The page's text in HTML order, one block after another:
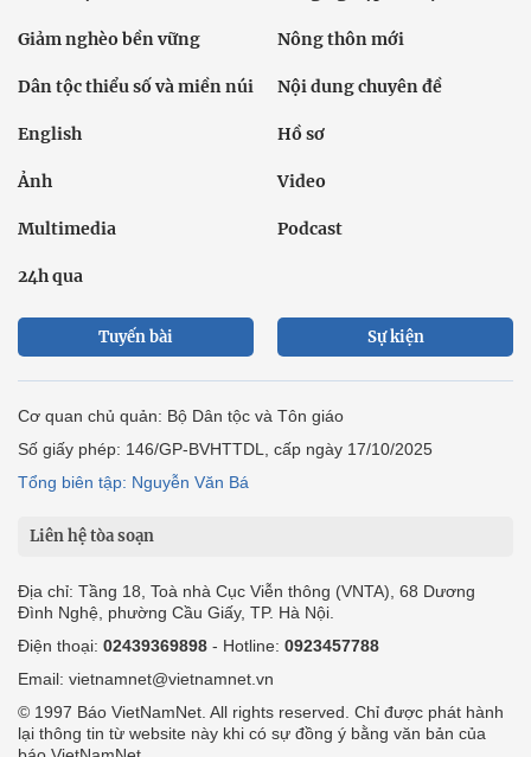
Giảm nghèo bền vững Nông thôn mới
Dân tộc thiểu số và miền núi Nội dung chuyên đề
English Hồ sơ
Ảnh Video
Multimedia Podcast
24h qua
Tuyến bài Sự kiện
Cơ quan chủ quản: Bộ Dân tộc và Tôn giáo
Số giấy phép: 146/GP-BVHTTDL, cấp ngày 17/10/2025
Tổng biên tập: Nguyễn Văn Bá
Liên hệ tòa soạn
Địa chỉ: Tầng 18, Toà nhà Cục Viễn thông (VNTA), 68 Dương
Đình Nghệ, phường Cầu Giấy, TP. Hà Nội.
Điện thoại: 02439369898 - Hotline: 0923457788
Email: vietnamnet@vietnamnet.vn
© 1997 Báo VietNamNet. All rights reserved. Chỉ được phát hành
lại thông tin từ website này khi có sự đồng ý bằng văn bản của